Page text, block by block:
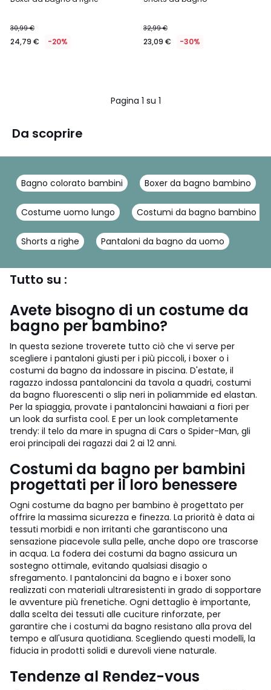
30,99 €
24,79 € -20%
32,99 €
23,09 € -30%
Pagina 1 su 1
Da scoprire
Bagno colorato bambini Boxer da bagno bambino
Costume uomo lungo Costumi da bagno bambino
Shorts a righe Pantaloni da bagno da uomo
Tutto su :
Avete bisogno di un costume da
bagno per bambino?
In questa sezione troverete tutto ciò che vi serve per
scegliere i pantaloni giusti per i più piccoli, i boxer o i
costumi da bagno da indossare in piscina. D'estate, il
ragazzo indossa pantaloncini da tavola a quadri, costumi
da bagno fluorescenti o slip neri in poliammide ed elastan.
Per la spiaggia, provate i pantaloncini hawaiani a fiori per
un look da surfista cool. E per un look completamente
trendy: il telo da mare in spugna di Cars o Spider-Man, gli
eroi principali dei ragazzi dai 2 ai 12 anni.
Costumi da bagno per bambini
progettati per il loro benessere
Ogni costume da bagno per bambino è progettato per
offrire la massima sicurezza e finezza. La priorità è data ai
tessuti morbidi e non irritanti che garantiscono una
sensazione piacevole sulla pelle, anche dopo ore trascorse
in acqua. La fodera dei costumi da bagno assicura un
sostegno ottimale, evitando qualsiasi disagio o
sfregamento. I pantaloncini da bagno e i boxer sono
realizzati con materiali ultraresistenti in grado di sopportare
le avventure più frenetiche. Ogni dettaglio è importante,
dalla scelta dei tessuti alle cuciture rinforzate, per
garantire che i costumi da bagno resistano alla prova del
tempo e all'usura quotidiana. Scegliendo questi modelli, la
fiducia in prodotti solidi e durevoli viene naturale.
Tendenze al Rendez-vous